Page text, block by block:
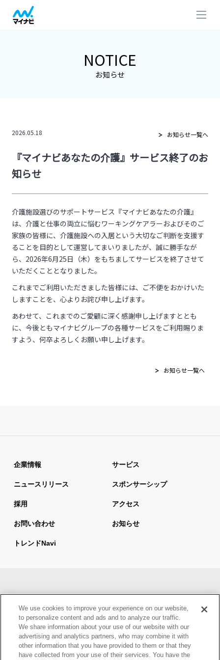
NOTICE
お知らせ
2026.05.18 お知らせ一覧へ
『マイナビあなたの介護』サービス終了のお
知らせ
介護施設選びのサポートサービス『マイナビあなたの介護』
は、介護と仕事の両立に悩むワーキングケアラーおよびそのご
家族の皆様に、介護施設への入居という大切なご判断を支援す
ることを目的として運営してまいりましたが、誠に勝手なが
ら、 2026年6月25日（木）をもちましてサービスを終了させて
いただくこととなりました。
これまでご利用いただきました皆様には、ご不便をおかけいた
しますことを、心よりお詫び申し上げます。
あわせて、これまでのご愛顧に深く感謝申し上げますととも
に、今後ともマイナビグループの各種サービスをご利用賜りま
すよう、何卒よろしくお願い申し上げます。
お知らせ一覧へ
企業情報 サービス
ニュースリリース スポンサーシップ
採用 アクセス
お問い合わせ お知らせ
トレンドnavi
情報セキュリティ基本方針 個人情報保護方針
ウェブアクセシビリティ方針
We use cookies to improve your experience on our website,
to personalize content and ads and to analyze our traffic.
We share information about your use of our website with our
advertising and analytics partners, who may combine it with
other information that you have provided to them or that they
have collected from your use of their services. You have the